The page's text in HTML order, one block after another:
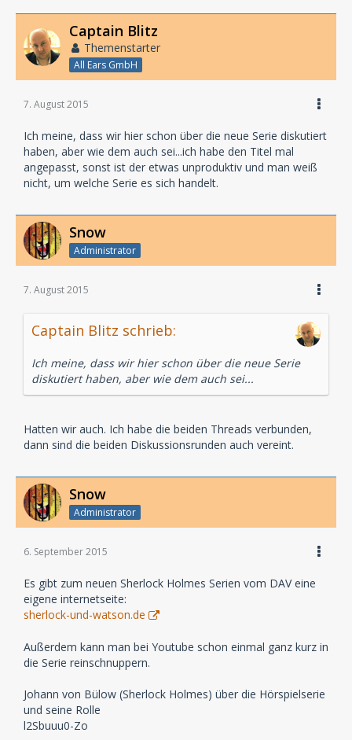
Captain Blitz
Themenstarter
All Ears GmbH
7. August 2015
Ich meine, dass wir hier schon über die neue Serie diskutiert
haben, aber wie dem auch sei...ich habe den Titel mal
angepasst, sonst ist der etwas unproduktiv und man weiß
nicht, um welche Serie es sich handelt.
Snow
Administrator
7. August 2015
Captain Blitz schrieb:
Ich meine, dass wir hier schon über die neue Serie
diskutiert haben, aber wie dem auch sei...
Hatten wir auch. Ich habe die beiden Threads verbunden,
dann sind die beiden Diskussionsrunden auch vereint.
Snow
Administrator
6. September 2015
Es gibt zum neuen Sherlock Holmes Serien vom DAV eine
eigene internetseite:
sherlock-und-watson.de
Außerdem kann man bei Youtube schon einmal ganz kurz in
die Serie reinschnuppern.
Johann von Bülow (Sherlock Holmes) über die Hörspielserie
und seine Rolle
l2Sbuuu0-Zo